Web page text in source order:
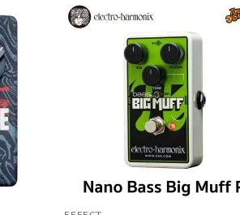
Add to
wishlist